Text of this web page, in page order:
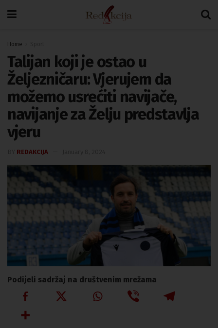
Home
Talijan koji je ostao u
Željezničaru: Vjerujem da
možemo usrećiti navijače,
navijanje za Želju predstavlja
vjeru
REDAKCIJA
Podijeli sadržaj na društvenim mrežama